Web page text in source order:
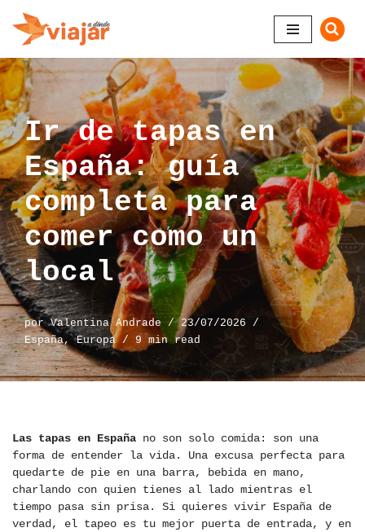
Saltar
al
contenido
Ir de tapas en
España: guía
completa para
comer como un
local
porValentina Andrade
23/07/2026
España,Europa 9 min read
Las tapas en España no son solo comida: son una
forma de entender la vida. Una excusa perfecta para
quedarte de pie en una barra, bebida en mano,
charlando con quien tienes al lado mientras el
tiempo pasa sin prisa. Si quieres vivir España de
verdad, el tapeo es tu mejor puerta de entrada, y en